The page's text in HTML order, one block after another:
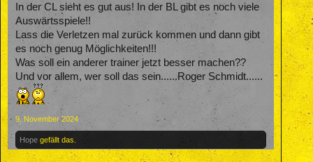
In der CL sieht es gut aus! In der BL gibt es noch viele
Auswärtsspiele!!
Lass die Verletzen mal zurück kommen und dann gibt
es noch genug Möglichkeiten!!!
Was soll ein anderer trainer jetzt besser machen??
Und vor allem, wer soll das sein......Roger Schmidt......
9. November 2024
Hope gefällt das.